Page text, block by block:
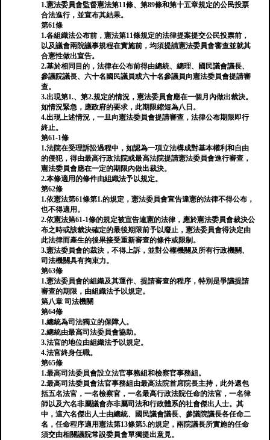
1.憲法委員會監督憲法第11條、第89條和第十五章規定的公民投票
合法進行，並宣布其結果。
第61條
1.各組織法公布前，憲法第11條規定的法律提案提交公民投票前，
以及議會兩院議事規程在實施前，均須提請憲法委員會審查並就其
合憲性做出宣告。
2.基於相同目的，法律在公布前得由總統、總理、國民議會議長、
參議院議長、六十名國民議員或六十名參議員向憲法委員會提請審
查。
3.出現第1.、第2.規定的情況，憲法委員會應在一個月內做出裁決。
如情況緊急，應政府的要求，此期限縮短為八日。
4.出現上述情況，一旦向憲法委員會提請審查，法律公布期限即行
終止。
第61-1條
1.法院在受理訴訟過程中，如認為一項立法構成對基本權利和自由
的侵犯，得由最高行政法院或最高法院提請憲法委員會進行審查，
憲法委員會應在一定的期限內做出裁決。
2.本條適用的條件由組織法予以規定。
第62條
1.依憲法第61條第1.的規定，憲法委員會宣告違憲的法律不得公布，
也不得適用。
2.依憲法第61-1條的規定被宣告違憲的法律，應於憲法委員會裁決公
布之時或該裁決確定的最後期限前予以廢止，憲法委員會得決定由
此法律而產生的後果接受重新審查的條件或限制。
3.憲法委員會的裁決，不得上訴，並對公權機關及所有行政機關、
司法機關具有拘束力。
第63條
1.憲法委員會的組織及其運作、提請審查的程序，特別是爭議提請
審查的期限，由組織法予以規定。
第八章 司法機關
第64條
1.總統為司法獨立的保障人。
2.總統由最高司法委員會協助。
3.法官的地位由組織法予以規定。
4.法官終身任職。
第65條
1.最高司法委員會設立法官事務組和檢察官事務組。
2.最高司法委員會法官事務組由最高法院首席院長主持，此外還包
括五名法官，一名檢察官，一名最高行政法院任命的法官，一名律
師以及六名非屬議會亦非屬司法和行政體系的社會傑出人士。其
中，這六名傑出人士由總統、國民議會議長、參議院議長各任命二
名，任命程序適用憲法第13條第5.的規定，兩院議長所實施的任命
須交由相關議院常設委員會單獨提出意見。